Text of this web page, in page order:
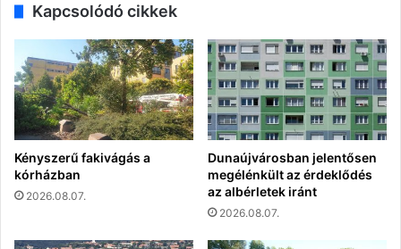
Kapcsolódó cikkek
Kényszerű fakivágás a
kórházban
2026.08.07.
Dunaújvárosban jelentősen
megélénkült az érdeklődés
az albérletek iránt
2026.08.07.